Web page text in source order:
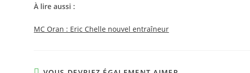
À lire aussi :
MC Oran : Eric Chelle nouvel entraîneur